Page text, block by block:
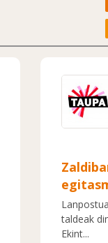
taldeak
Ekint...